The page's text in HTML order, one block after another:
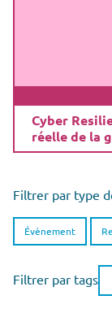
Cyber
réelle de la
Filtrer par type
Évènement
Filtrer par tags